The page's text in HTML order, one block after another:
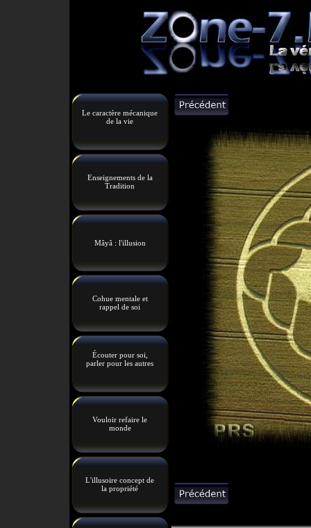
Le caractère mécanique
de la vie
Enseignements de la
Tradition
Mâyâ : l'illusion
Cohue mentale et
rappel de soi
Écouter pour soi,
parler pour les autres
Vouloir refaire le
monde
L'illusoire concept de
la propriété